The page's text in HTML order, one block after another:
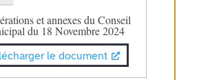
et annexes du Conseil
du 18 Novembre 2024
le document